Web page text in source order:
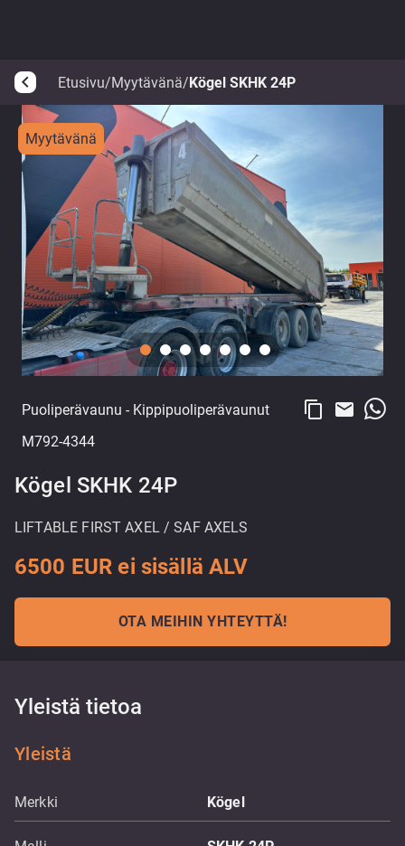
arrow_back_ios Etusivu/Myytävänä/Kögel SKHK 24P
Myytävänä
Puoliperävaunu - Kippipuoliperävaunut
M792-4344
content_copy email
Kögel SKHK 24P
LIFTABLE FIRST AXEL / SAF AXELS
6500 EUR ei sisällä ALV
OTA MEIHIN YHTEYTTÄ!
Yleistä tietoa
Yleistä
Merkki Kögel